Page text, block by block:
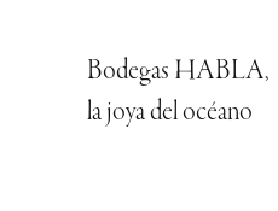
Bodegas HABLA,
la joya del océano